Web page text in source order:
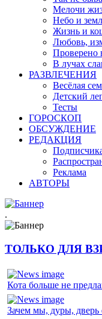
Мелочи
Небо и
Жизнь и
Любовь,
Проверено
В лучах
РАЗВЛЕЧЕНИЯ
Весёлая
Детский
Тесты
ГОРОСКОП
ОБСУЖДЕНИЕ
РЕДАКЦИЯ
Реклама
АВТОРЫ
.
ТОЛЬКО ДЛЯ
Кота больше не
Зачем мы, дуры, дверь